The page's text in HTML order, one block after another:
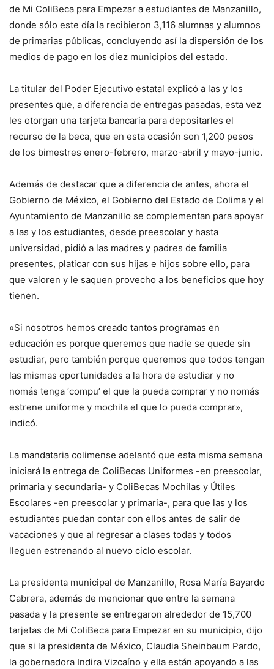
de Mi ColiBeca para Empezar a estudiantes de Manzanillo,
donde sólo este día la recibieron 3,116 alumnas y alumnos
de primarias públicas, concluyendo así la dispersión de los
medios de pago en los diez municipios del estado.
La titular del Poder Ejecutivo estatal explicó a las y los
presentes que, a diferencia de entregas pasadas, esta vez
les otorgan una tarjeta bancaria para depositarles el
recurso de la beca, que en esta ocasión son 1,200 pesos
de los bimestres enero-febrero, marzo-abril y mayo-junio.
Además de destacar que a diferencia de antes, ahora el
Gobierno de México, el Gobierno del Estado de Colima y el
Ayuntamiento de Manzanillo se complementan para apoyar
a las y los estudiantes, desde preescolar y hasta
universidad, pidió a las madres y padres de familia
presentes, platicar con sus hijas e hijos sobre ello, para
que valoren y le saquen provecho a los beneficios que hoy
tienen.
«Si nosotros hemos creado tantos programas en
educación es porque queremos que nadie se quede sin
estudiar, pero también porque queremos que todos tengan
las mismas oportunidades a la hora de estudiar y no
nomás tenga ‘compu’ el que la pueda comprar y no nomás
estrene uniforme y mochila el que lo pueda comprar»,
indicó.
La mandataria colimense adelantó que esta misma semana
iniciará la entrega de ColiBecas Uniformes -en preescolar,
primaria y secundaria- y ColiBecas Mochilas y Útiles
Escolares -en preescolar y primaria-, para que las y los
estudiantes puedan contar con ellos antes de salir de
vacaciones y que al regresar a clases todas y todos
lleguen estrenando al nuevo ciclo escolar.
La presidenta municipal de Manzanillo, Rosa María Bayardo
Cabrera, además de mencionar que entre la semana
pasada y la presente se entregaron alrededor de 15,700
tarjetas de Mi ColiBeca para Empezar en su municipio, dijo
que si la presidenta de México, Claudia Sheinbaum Pardo,
la gobernadora Indira Vizcaíno y ella están apoyando a las